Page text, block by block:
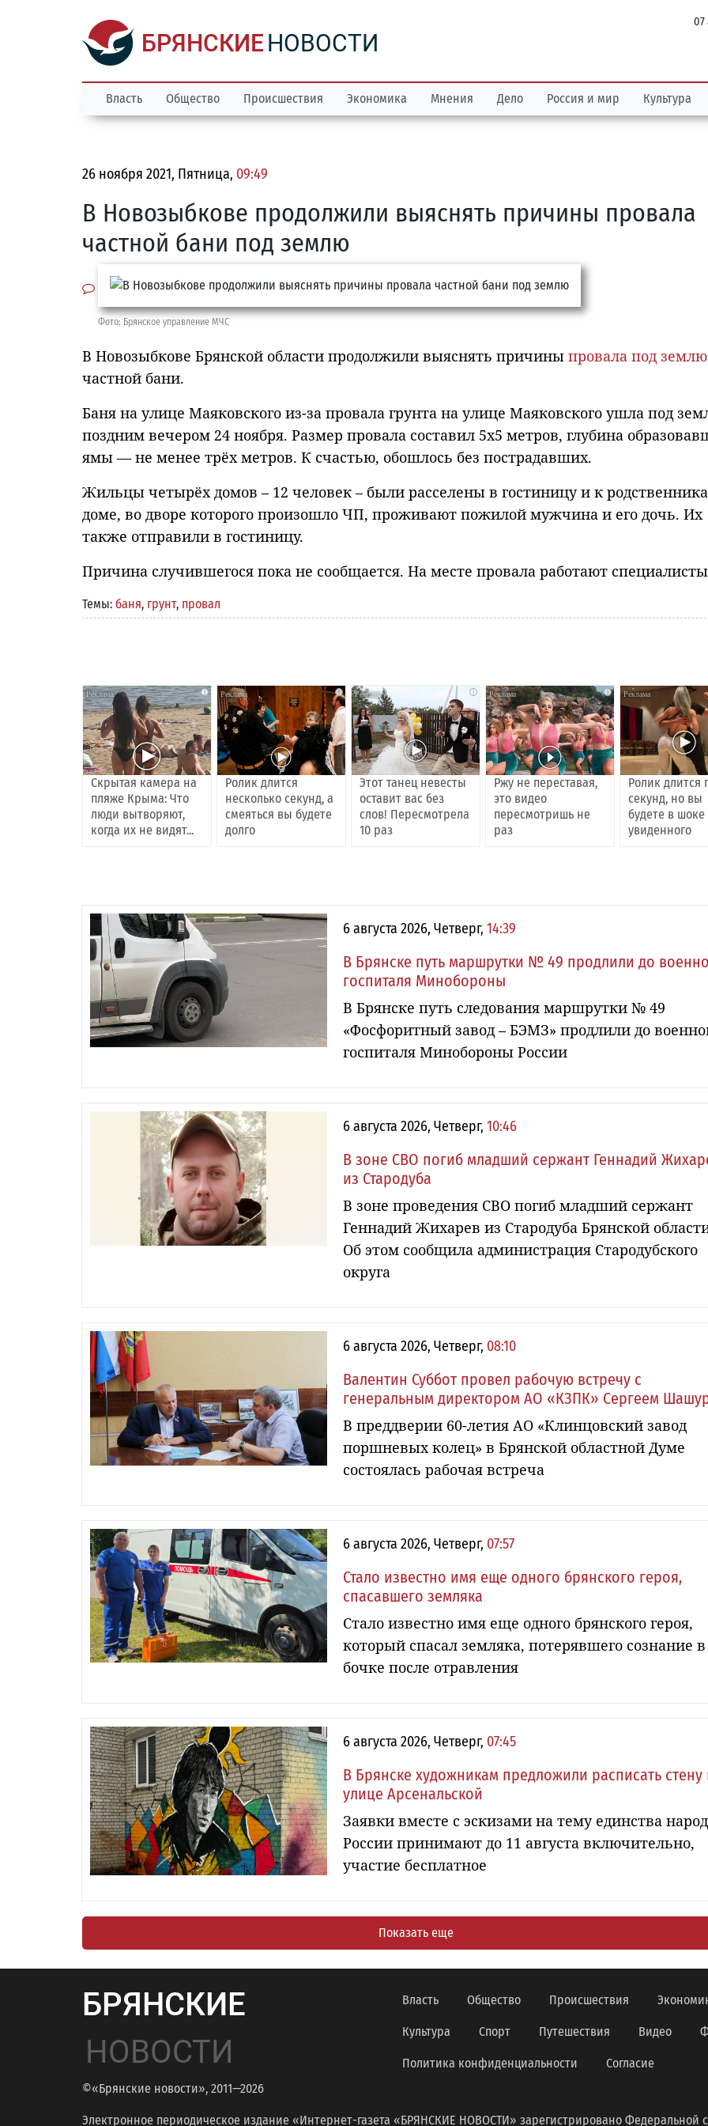
БРЯНСКИЕНОВОСТИ
07
Власть Общество Происшествия Экономика Мнения Дело Россия и мир Культура
26 ноября 2021, Пятница, 09:49
В Новозыбкове продолжили выяснять причины провала
частной бани под землю
Фото: Брянское управление МЧС
В Новозыбкове Брянской области продолжили выяснять причины провала под землю
частной бани.
Баня на улице Маяковского из-за провала грунта на улице Маяковского ушла под
поздним вечером 24 ноября. Размер провала составил 5х5 метров, глубина
ямы — не менее трёх метров. К счастью, обошлось без пострадавших.
Жильцы четырёх домов – 12 человек – были расселены в гостиницу и к
доме, во дворе которого произошло ЧП, проживают пожилой мужчина и его дочь. Их
также отправили в гостиницу.
Причина случившегося пока не сообщается. На месте провала работают
Темы: баня, грунт, провал
i
Скрытая камера на
пляже Крыма: Что
люди вытворяют,
когда их не видят...
i
Ролик длится
несколько секунд, а
смеяться вы будете
долго
i
Этот танец невесты
оставит вас без
слов! Пересмотрела
10 раз
i
Ржу не переставая,
это видео
пересмотришь не
раз
Ролик длится
секунд, но вы
будете в шоке
увиденного
6 августа 2026, Четверг, 14:39
В Брянске путь маршрутки № 49 продлили до
госпиталя Минобороны
В Брянске путь следования маршрутки № 49
«Фосфоритный завод – БЭМЗ» продлили до
госпиталя Минобороны России
6 августа 2026, Четверг, 10:46
В зоне СВО погиб младший сержант Геннадий
из Стародуба
В зоне проведения СВО погиб младший сержант
Геннадий Жихарев из Стародуба Брянской
Об этом сообщила администрация Стародубского
округа
6 августа 2026, Четверг, 08:10
Валентин Суббот провел рабочую встречу с
генеральным директором АО «КЗПК» Сергеем
В преддверии 60-летия АО «Клинцовский завод
поршневых колец» в Брянской областной Думе
состоялась рабочая встреча
6 августа 2026, Четверг, 07:57
Стало известно имя еще одного брянского героя,
спасавшего земляка
Стало известно имя еще одного брянского героя,
который спасал земляка, потерявшего сознание в
бочке после отравления
6 августа 2026, Четверг, 07:45
В Брянске художникам предложили расписать стену
улице Арсенальской
Заявки вместе с эскизами на тему единства
России принимают до 11 августа включительно,
участие бесплатное
Показать еще
БРЯНСКИЕ
НОВОСТИ
©«Брянские новости», 2011—2026
Власть Общество Происшествия
Культура Спорт Путешествия Видео
Политика конфиденциальности Согласие
Электронное периодическое издание «Интернет-газета «БРЯНСКИЕ НОВОСТИ» зарегистрировано Федеральной